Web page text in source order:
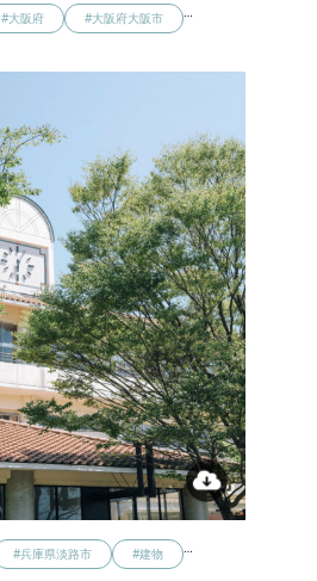
#大阪府 #大阪府大阪市
#兵庫県淡路市 #建物